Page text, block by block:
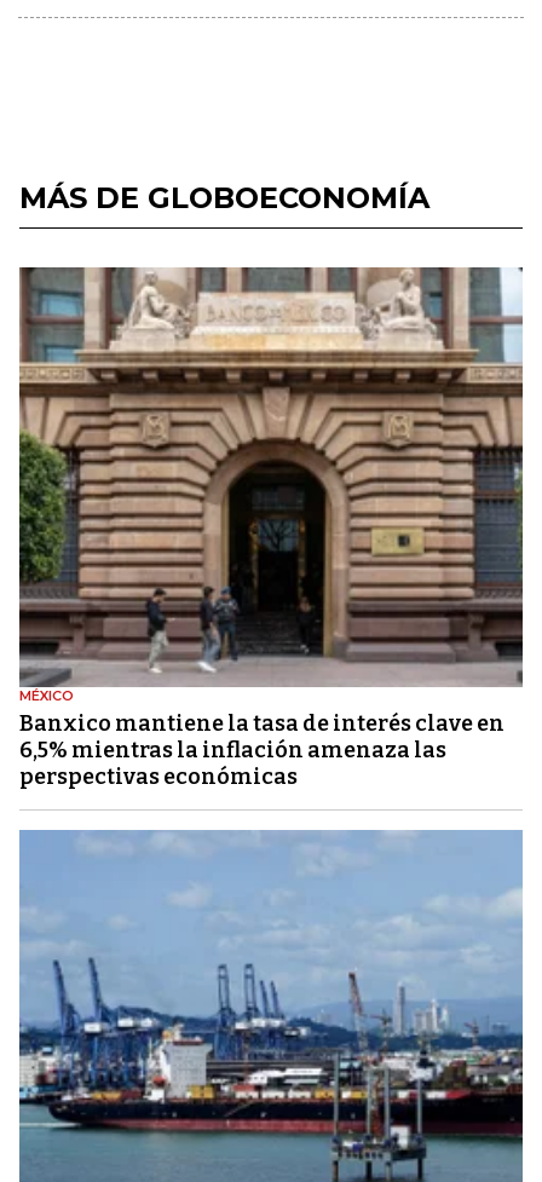
MÁS DE GLOBOECONOMÍA
MÉXICO
Banxico mantiene la tasa de interés clave en
6,5% mientras la inflación amenaza las
perspectivas económicas